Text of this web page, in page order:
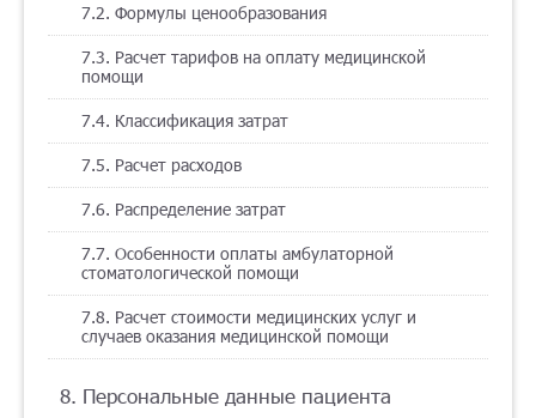
7.2. Формулы ценообразования
7.3. Расчет тарифов на оплату медицинской
помощи
7.4. Классификация затрат
7.5. Расчет расходов
7.6. Распределение затрат
7.7. Особенности оплаты амбулаторной
стоматологической помощи
7.8. Расчет стоимости медицинских услуг и
случаев оказания медицинской помощи
8. Персональные данные пациента